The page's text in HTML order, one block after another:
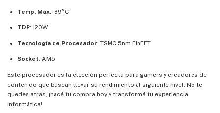
Temp. Máx.: 89°C
TDP: 120W
Tecnología de Procesador: TSMC 5nm FinFET
Socket: AM5
Este procesador es la elección perfecta para gamers y creadores de
contenido que buscan llevar su rendimiento al siguiente nivel. No te
quedes atrás, ¡hacé tu compra hoy y transformá tu experiencia
informática!